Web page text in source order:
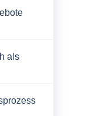
als